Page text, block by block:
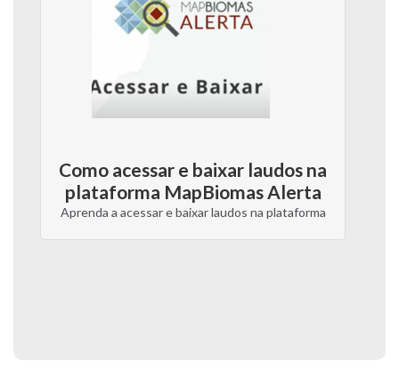
Como acessar e baixar laudos na
plataforma MapBiomas Alerta
Aprenda a acessar e baixar laudos na plataforma